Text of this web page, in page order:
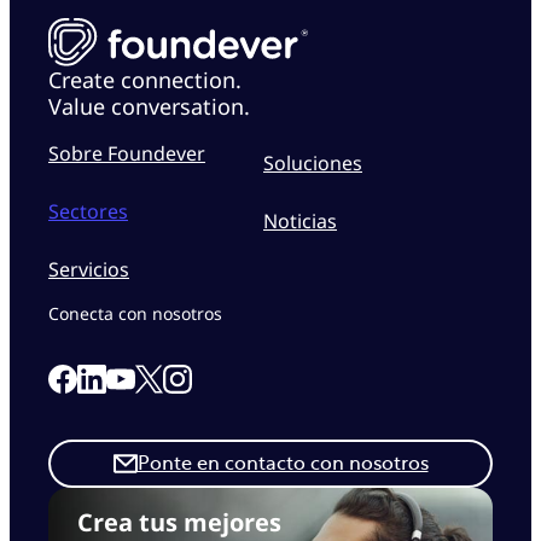
Create connection.
Value conversation.
Sobre Foundever
Sectores
Servicios
Soluciones
Noticias
Crea tus mejores
Ponte en contacto con nosotros
Conecta con nosotros
Link to our Facebook page
Link to our Linkedin page
Link to our Youtube page
Link to our X page
Link to our Instagram page